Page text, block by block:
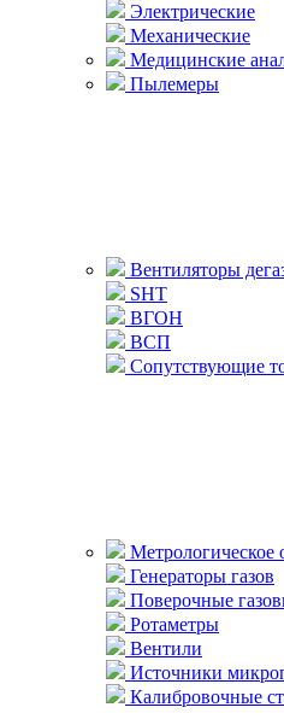
Электрические
Механические
Медицинские
Пылемеры
Вентиляторы
SHT
ВГОН
ВСП
Сопутствующие
Метрологическое
Генераторы газов
Поверочные
Ротаметры
Вентили
Источники
Калибровочные